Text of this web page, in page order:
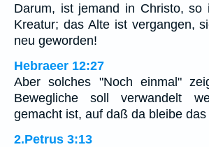
Darum, ist jemand in Christo, so
Kreatur; das Alte ist vergangen,
neu geworden!
Hebraeer 12:27
Aber solches "Noch einmal"
Bewegliche soll verwandelt
gemacht ist, auf daß da bleibe
2.Petrus 3:13